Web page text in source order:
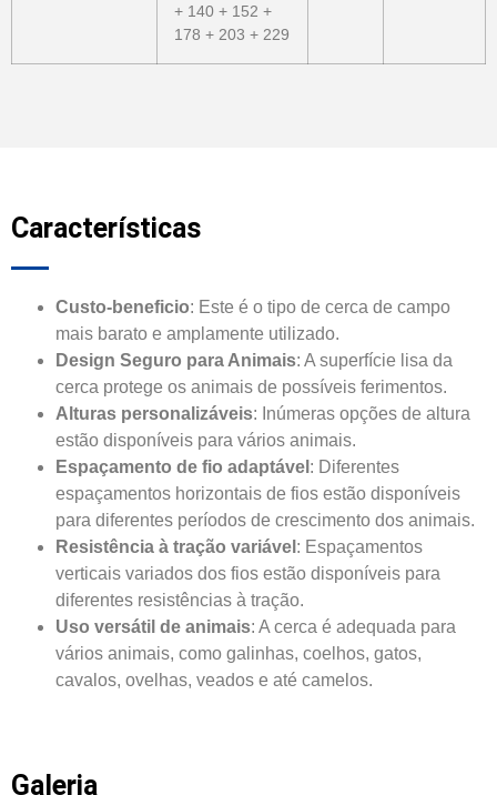
+ 140 + 152 +
178 + 203 + 229
Características
Custo-beneficio: Este é o tipo de cerca de campo
mais barato e amplamente utilizado.
Design Seguro para Animais: A superfície lisa da
cerca protege os animais de possíveis ferimentos.
Alturas personalizáveis: Inúmeras opções de altura
estão disponíveis para vários animais.
Espaçamento de fio adaptável : Diferentes
espaçamentos horizontais de fios estão disponíveis
para diferentes períodos de crescimento dos animais.
Resistência à tração variável : Espaçamentos
verticais variados dos fios estão disponíveis para
diferentes resistências à tração.
Uso versátil de animais: A cerca é adequada para
vários animais, como galinhas, coelhos, gatos,
cavalos, ovelhas, veados e até camelos.
Galeria